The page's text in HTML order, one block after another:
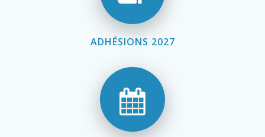
ADHÉSIONS 2027